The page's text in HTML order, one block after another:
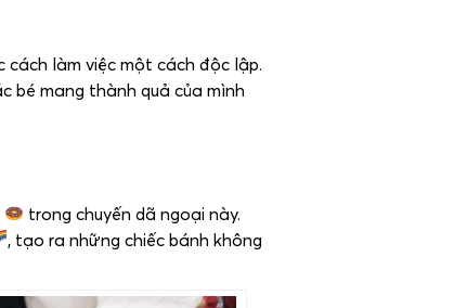
làm việc một cách độc lập.
bé mang thành quả của mình
trong chuyến dã ngoại này.
, tạo ra những chiếc bánh không